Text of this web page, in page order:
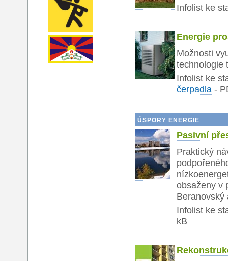
Infolist ke
Energie
Možnosti
technologie
Infolist ke
čerpadla -
ÚSPORY ENERGIE
Pasivní
Praktický
obsaženy v
Beranovský
Infolist ke
kB